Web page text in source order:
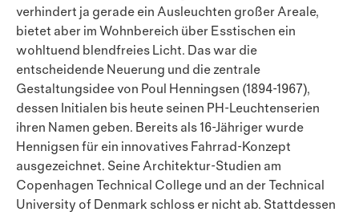
verhindert ja gerade ein Ausleuchten großer Areale,
bietet aber im Wohnbereich über Esstischen ein
wohltuend blendfreies Licht. Das war die
entscheidende Neuerung und die zentrale
Gestaltungsidee von Poul Henningsen (1894-1967),
dessen Initialen bis heute seinen PH-Leuchtenserien
ihren Namen geben. Bereits als 16-Jähriger wurde
Hennigsen für ein innovatives Fahrrad-Konzept
ausgezeichnet. Seine Architektur-Studien am
Copenhagen Technical College und an der Technical
University of Denmark schloss er nicht ab. Stattdessen